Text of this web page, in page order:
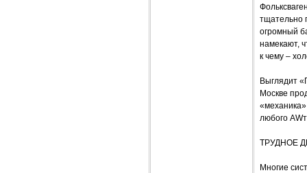
тщательно
огромный
намекают,
к чему –
Выглядит
Москве
любого
ТРУДНОЕ
Многие